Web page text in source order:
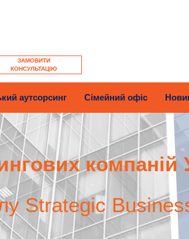
ЗАМОВИТИ
КОНСУЛЬТАЦІЮ
аутсорсинг Сімейний офіс
компаній
Strategic